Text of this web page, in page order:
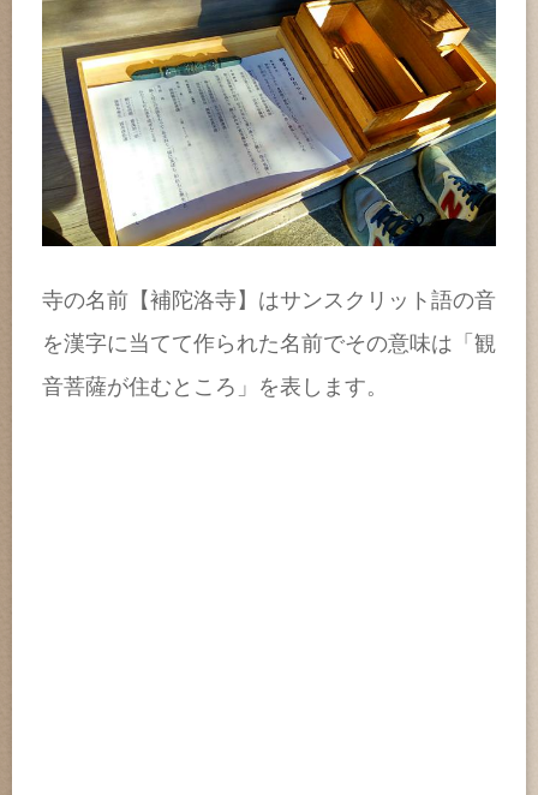
寺の名前【補陀洛寺】はサンスクリット語の音
を漢字に当てて作られた名前でその意味は「観
音菩薩が住むところ」を表します。